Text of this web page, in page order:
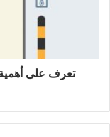
تعرف على